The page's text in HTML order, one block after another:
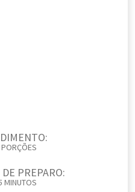
PREPARO:
MINUTOS